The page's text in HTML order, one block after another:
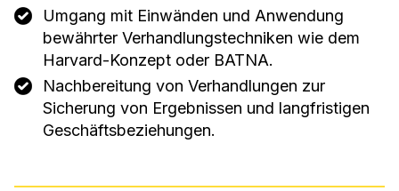
Umgang mit Einwänden und Anwendung
bewährter Verhandlungstechniken wie dem
Harvard-Konzept oder BATNA.
Nachbereitung von Verhandlungen zur
Sicherung von Ergebnissen und langfristigen
Geschäftsbeziehungen.